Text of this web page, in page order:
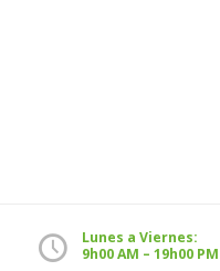
Lunes a Viernes:
9h00 AM – 19h00 PM